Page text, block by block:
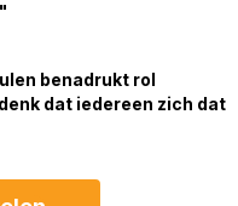
benadrukt rol
dat iedereen zich dat